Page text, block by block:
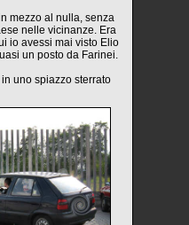
mezzo al nulla, senza
nelle vicinanze. Era
io avessi mai visto Elio
un posto da Farinei.
uno spiazzo sterrato